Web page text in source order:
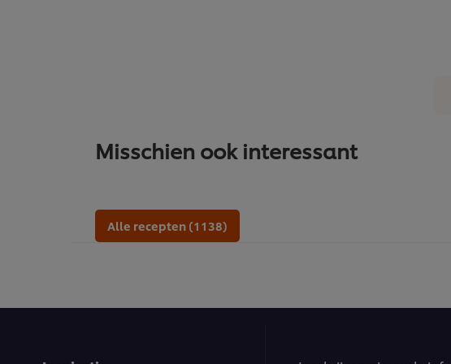
Misschien ook interessant
Alle recepten (1138)